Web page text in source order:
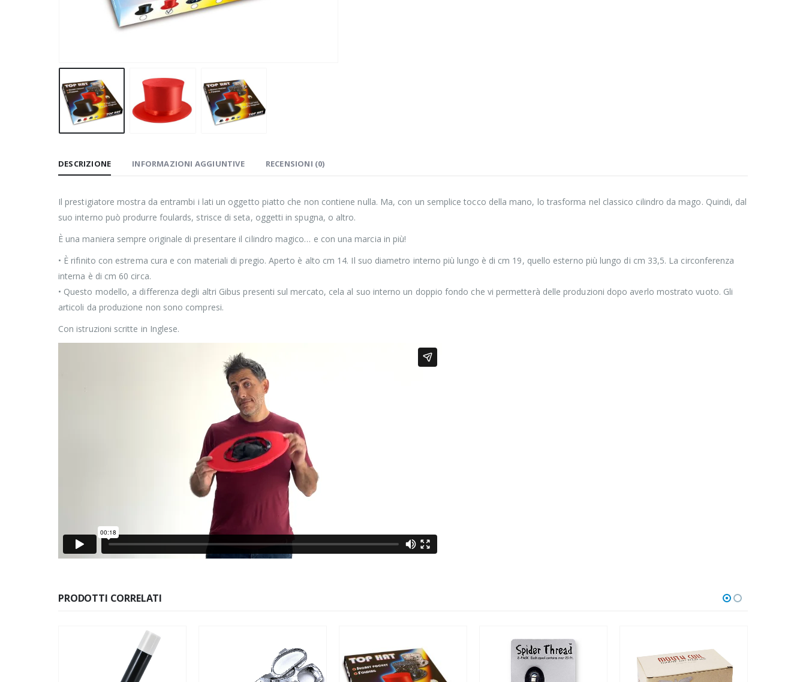
DESCRIZIONE INFORMAZIONI AGGIUNTIVE RECENSIONI (0)
Il prestigiatore mostra da entrambi i lati un oggetto piatto che non contiene nulla. Ma, con un semplice tocco della mano, lo trasforma nel classico cilindro da mago. Quindi, dal
suo interno può produrre foulards, strisce di seta, oggetti in spugna, o altro.
È una maniera sempre originale di presentare il cilindro magico… e con una marcia in più!
• È rifinito con estrema cura e con materiali di pregio. Aperto è alto cm 14. Il suo diametro interno più lungo è di cm 19, quello esterno più lungo di cm 33,5. La circonferenza
interna è di cm 60 circa.
• Questo modello, a differenza degli altri Gibus presenti sul mercato, cela al suo interno un doppio fondo che vi permetterà delle produzioni dopo averlo mostrato vuoto. Gli
articoli da produzione non sono compresi.
Con istruzioni scritte in Inglese.
PRODOTTI CORRELATI